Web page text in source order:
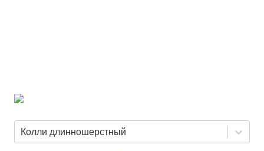
Колли длинношерстный